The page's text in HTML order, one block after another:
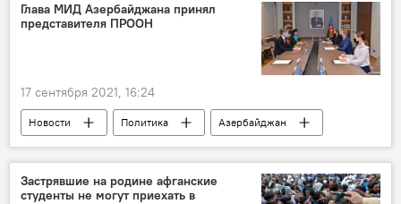
Новости
Россия
Doing Business
Глава МИД Азербайджана принял
представителя ПРООН
17 сентября 2021, 16:24
Новости Политика
Азербайджан
Джейхун Байрамов
ООН
Застрявшие на родине афганские
студенты не могут приехать в